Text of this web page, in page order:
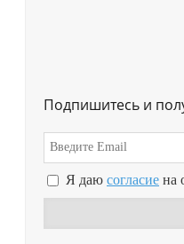
Подпишитесь и
Я даю согласие на